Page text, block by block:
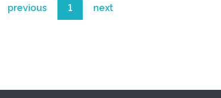
previous 1 next